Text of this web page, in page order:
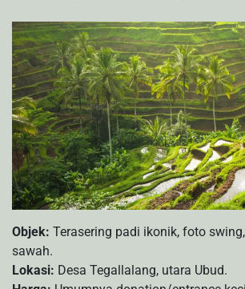
Objek: Terasering padi ikonik, foto
sawah.
Lokasi: Desa Tegallalang, utara Ubud.